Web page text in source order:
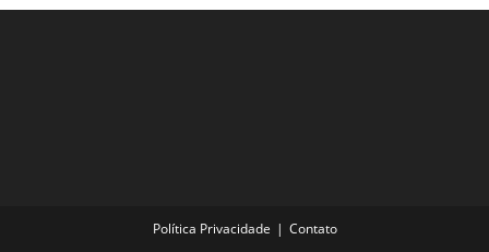
Política Privacidade Contato